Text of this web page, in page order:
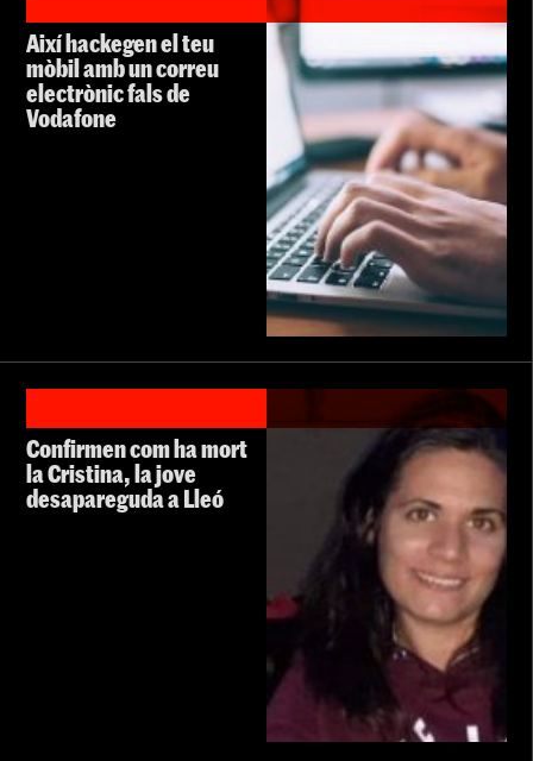
Així hackegen el teu
mòbil amb un correu
electrònic fals de
Vodafone
Confirmen com ha mort
la Cristina, la jove
desapareguda a Lleó